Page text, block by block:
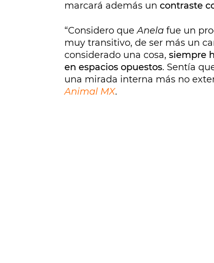
marcará además un contraste
“Considero queAnela fue un
muy transitivo, de ser más un
considerado una cosa, siempre
en espacios opuestos. Sentía
una mirada interna más no
Animal MX.